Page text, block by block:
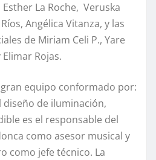
La Roche, Veruska
Angélica Vitanza, y las
de Miriam Celi P., Yare
Rojas.
equipo conformado por:
diseño de iluminación,
es el responsable del
como asesor musical y
como jefe técnico. La